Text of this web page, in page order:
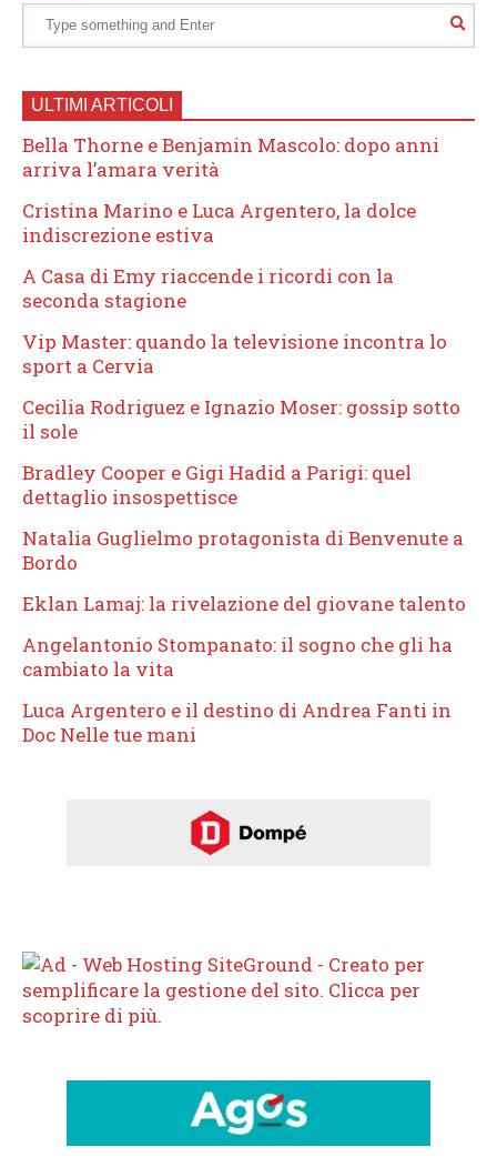
ULTIMI ARTICOLI
Bella Thorne e Benjamin Mascolo: dopo anni
arriva l’amara verità
Cristina Marino e Luca Argentero, la dolce
indiscrezione estiva
A Casa di Emy riaccende i ricordi con la
seconda stagione
Vip Master: quando la televisione incontra lo
sport a Cervia
Cecilia Rodriguez e Ignazio Moser: gossip sotto
il sole
Bradley Cooper e Gigi Hadid a Parigi: quel
dettaglio insospettisce
Natalia Guglielmo protagonista di Benvenute a
Bordo
Eklan Lamaj: la rivelazione del giovane talento
Angelantonio Stompanato: il sogno che gli ha
cambiato la vita
Luca Argentero e il destino di Andrea Fanti in
Doc Nelle tue mani